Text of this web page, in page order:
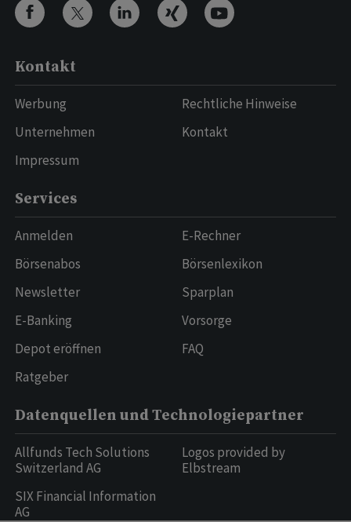
Kontakt
Werbung
Unternehmen
Impressum
Rechtliche Hinweise
Kontakt
Services
Anmelden
Börsenabos
Newsletter
E-Banking
Depot eröffnen
Ratgeber
E-Rechner
Börsenlexikon
Sparplan
Vorsorge
FAQ
Datenquellen und Technologiepartner
Allfunds Tech Solutions
Switzerland AG
SIX Financial Information
AG
Logos provided by
Elbstream